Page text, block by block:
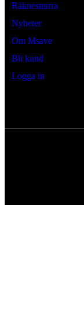
Räknesnurra
Nyheter
Om Msave
Bli kund
Logga in